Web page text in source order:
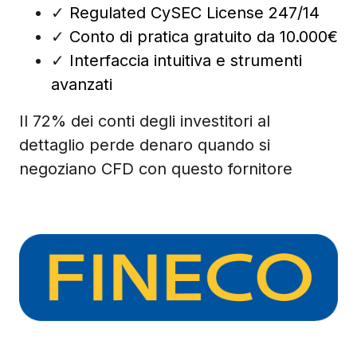
✓ Regulated CySEC License 247/14
✓ Conto di pratica gratuito da 10.000€
✓ Interfaccia intuitiva e strumenti
avanzati
Il 72% dei conti degli investitori al
dettaglio perde denaro quando si
negoziano CFD con questo fornitore